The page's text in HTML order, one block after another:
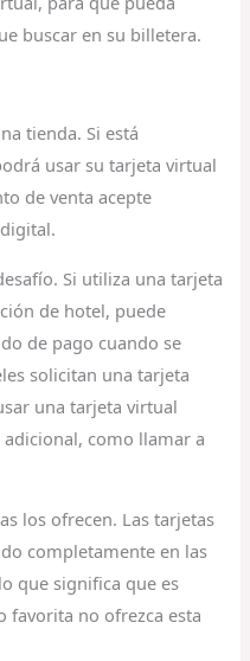
buscar en su billetera.
tienda. Si está
usar su tarjeta virtual
de venta acepte
Si utiliza una tarjeta
de hotel, puede
de pago cuando se
solicitan una tarjeta
una tarjeta virtual
como llamar a
los ofrecen. Las tarjetas
completamente en las
que significa que es
favorita no ofrezca esta